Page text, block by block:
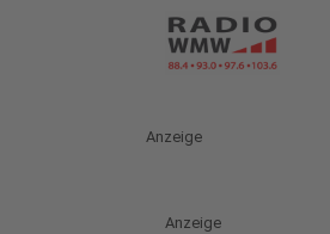
Anzeige
Anzeige